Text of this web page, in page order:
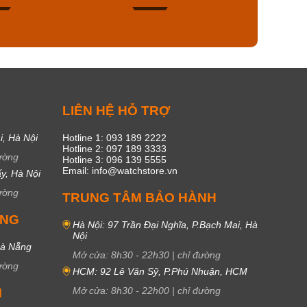
Hà Nội
Hà Nội
Nẵng
LIÊN HỆ HỖ TRỢ
Hotline 1: 093 189 2222
Hotline 2: 097 189 3333
Hotline 3: 096 139 5555
Email: info@watchstore.vn
TRUNG TÂM BẢO HÀNH
Hà Nội: 97 Trần Đại Nghĩa, P.Bạch Mai, Hà
Nội
Mở cửa: 8h30 - 22h30 | chỉ đường
HCM: 92 Lê Văn Sỹ, P.Phú Nhuận, HCM
Mở cửa: 8h30 - 22h00 | chỉ đường